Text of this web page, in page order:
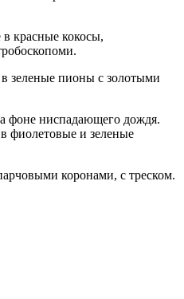
красные кокосы,
зеленые пионы с золотыми
фоне ниспадающего дождя.
фиолетовые и зеленые
коронами, с треском.